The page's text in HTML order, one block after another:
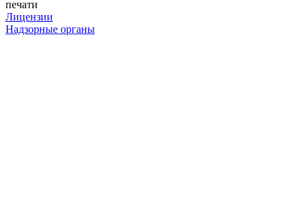
печати
Лицензии
Надзорные органы